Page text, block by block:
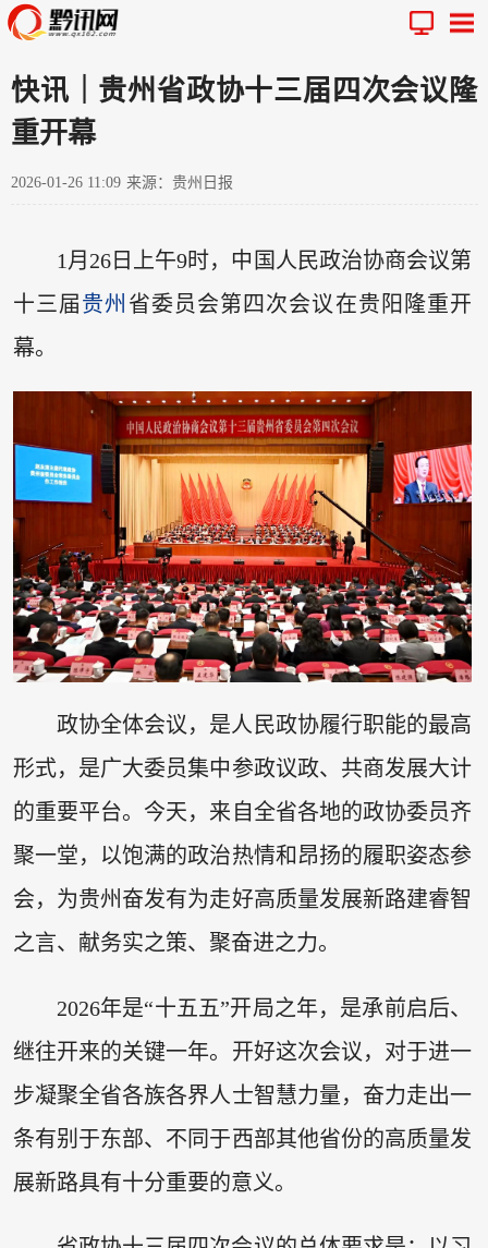
快讯｜贵州省政协十三届四次会议隆
重开幕
2026-01-26 11:09 来源：贵州日报
1月26日上午9时，中国人民政治协商会议第
十三届贵州 省委员会第四次会议在贵阳隆重开
幕。
政协全体会议，是人民政协履行职能的最高
形式，是广大委员集中参政议政、共商发展大计
的重要平台。今天，来自全省各地的政协委员齐
聚一堂，以饱满的政治热情和昂扬的履职姿态参
会，为贵州奋发有为走好高质量发展新路建睿智
之言、献务实之策、聚奋进之力。
2026年是“十五五”开局之年，是承前启后、
继往开来的关键一年。开好这次会议，对于进一
步凝聚全省各族各界人士智慧力量，奋力走出一
条有别于东部、不同于西部其他省份的高质量发
展新路具有十分重要的意义。